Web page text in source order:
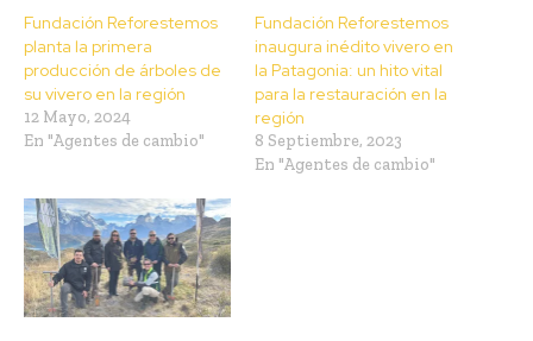
Fundación Reforestemos
planta la primera
producción de árboles de
su vivero en la región
12 Mayo, 2024
En "Agentes de cambio"
Fundación Reforestemos
inaugura inédito vivero en
la Patagonia: un hito vital
para la restauración en la
región
8 Septiembre, 2023
En "Agentes de cambio"